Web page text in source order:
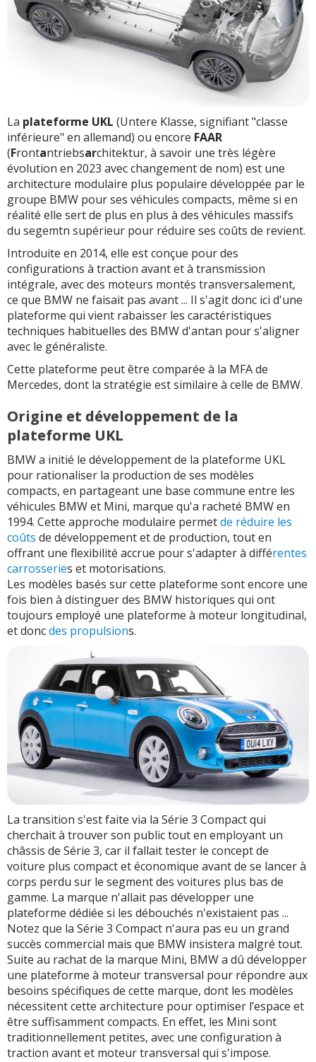
La plateforme UKL (Untere Klasse, signifiant "classe
inférieure" en allemand) ou encore FAAR
(Frontantriebsarchitektur, à savoir une très légère
évolution en 2023 avec changement de nom) est une
architecture modulaire plus populaire développée par le
groupe BMW pour ses véhicules compacts, même si en
réalité elle sert de plus en plus à des véhicules massifs
du segemtn supérieur pour réduire ses coûts de revient.
Introduite en 2014, elle est conçue pour des
configurations à traction avant et à transmission
intégrale, avec des moteurs montés transversalement,
ce que BMW ne faisait pas avant ... Il s'agit donc ici d'une
plateforme qui vient rabaisser les caractéristiques
techniques habituelles des BMW d'antan pour s'aligner
avec le généraliste.
Cette plateforme peut être comparée à la MFA de
Mercedes, dont la stratégie est similaire à celle de BMW.
Origine et développement de la
plateforme UKL
BMW a initié le développement de la plateforme UKL
pour rationaliser la production de ses modèles
compacts, en partageant une base commune entre les
véhicules BMW et Mini, marque qu'a racheté BMW en
1994. Cette approche modulaire permetde réduire les
coûts de développement et de production, tout en
offrant une flexibilité accrue pour s'adapter à différentes
carrosseries et motorisations.
Les modèles basés sur cette plateforme sont encore une
fois bien à distinguer des BMW historiques qui ont
toujours employé une plateforme à moteur longitudinal,
et doncdes propulsions.
La transition s'est faite via la Série 3 Compact qui
cherchait à trouver son public tout en employant un
châssis de Série 3, car il fallait tester le concept de
voiture plus compact et économique avant de se lancer à
corps perdu sur le segment des voitures plus bas de
gamme. La marque n'allait pas développer une
plateforme dédiée si les débouchés n'existaient pas ...
Notez que la Série 3 Compact n'aura pas eu un grand
succès commercial mais que BMW insistera malgré tout.
Suite au rachat de la marque Mini, BMW a dû développer
une plateforme à moteur transversal pour répondre aux
besoins spécifiques de cette marque, dont les modèles
nécessitent cette architecture pour optimiser l’espace et
être suffisamment compacts. En effet, les Mini sont
traditionnellement petites, avec une configuration à
traction avant et moteur transversal qui s'impose.